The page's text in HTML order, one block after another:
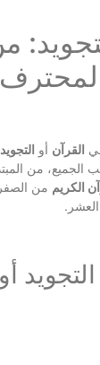
القرآن أو التجويد
الجميع، من
الكريم من